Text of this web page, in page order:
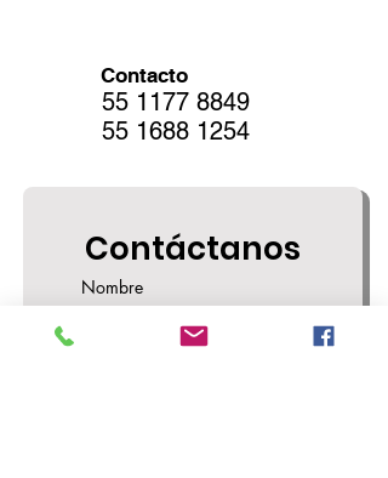
Contacto
55 1177 8849
55 1688 1254
Contáctanos
Nombre